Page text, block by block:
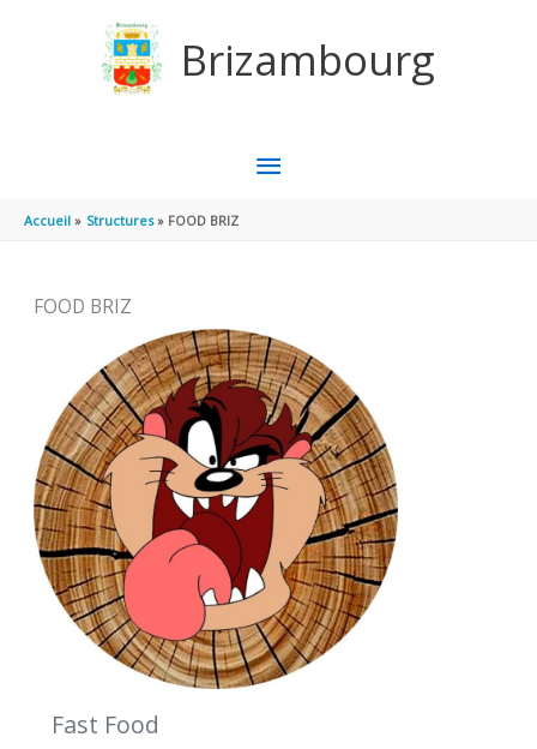
Brizambourg
MENU
Accueil Structures FOOD BRIZ
FOOD BRIZ
Fast Food